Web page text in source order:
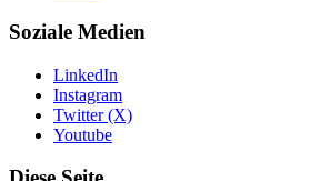
Soziale Medien
LinkedIn
Instagram
Twitter (X)
Youtube